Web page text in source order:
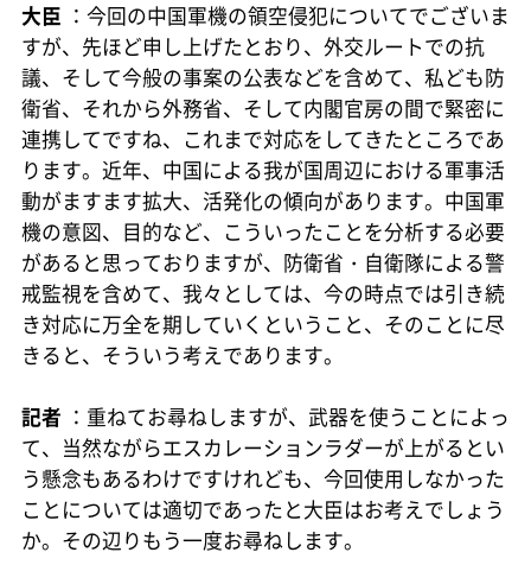
大臣 ：今回の中国軍機の領空侵犯についてでございま
すが、先ほど申し上げたとおり、外交ルートでの抗
議、そして今般の事案の公表などを含めて、私ども防
衛省、それから外務省、そして内閣官房の間で緊密に
連携してですね、これまで対応をしてきたところであ
ります。近年、中国による我が国周辺における軍事活
動がますます拡大、活発化の傾向があります。中国軍
機の意図、目的など、こういったことを分析する必要
があると思っておりますが、防衛省・自衛隊による警
戒監視を含めて、我々としては、今の時点では引き続
き対応に万全を期していくということ、そのことに尽
きると、そういう考えであります。
記者 ：重ねてお尋ねしますが、武器を使うことによっ
て、当然ながらエスカレーションラダーが上がるとい
う懸念もあるわけですけれども、今回使用しなかった
ことについては適切であったと大臣はお考えでしょう
か。その辺りもう一度お尋ねします。